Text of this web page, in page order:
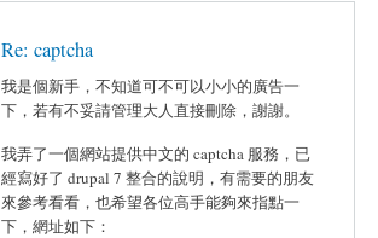
Re: captcha
我是個新手，不知道可不可以小小的廣告一
下，若有不妥請管理大人直接刪除，謝謝。
我弄了一個網站提供中文的 captcha 服務，已
經寫好了 drupal 7 整合的說明，有需要的朋友
來參考看看，也希望各位高手能夠來指點一
下，網址如下：